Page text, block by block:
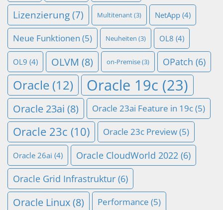
Lizenzierung(7) Multitenant(3) NetApp (4)
Neue Funktionen (5) Neuheiten (3) OL8 (4)
OL9 (4) OLVM (8) on-Premise(3) OPatch (6)
Oracle (12) Oracle 19c (23)
Oracle 23ai (8) Oracle 23ai Feature in 19c(5)
Oracle 23c (10) Oracle 23c Preview(5)
Oracle 26ai (4) Oracle CloudWorld 2022 (6)
Oracle Grid Infrastruktur (6)
Oracle Linux(8) Performance (5)